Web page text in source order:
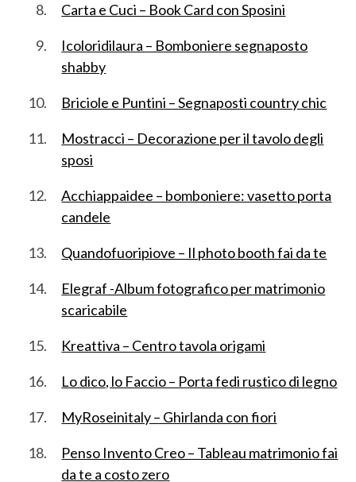
Carta e Cuci – Book Card con Sposini
Icoloridilaura – Bomboniere segnaposto
shabby
Briciole e Puntini – Segnaposti country chic
Mostracci – Decorazione per il tavolo degli
sposi
Acchiappaidee – bomboniere: vasetto porta
candele
Quandofuoripiove – Il photo booth fai da te
Elegraf -Album fotografico per matrimonio
scaricabile
Kreattiva – Centro tavola origami
Lo dico, lo Faccio – Porta fedi rustico di legno
MyRoseinitaly – Ghirlanda con fiori
Penso Invento Creo – Tableau matrimonio fai
da te a costo zero